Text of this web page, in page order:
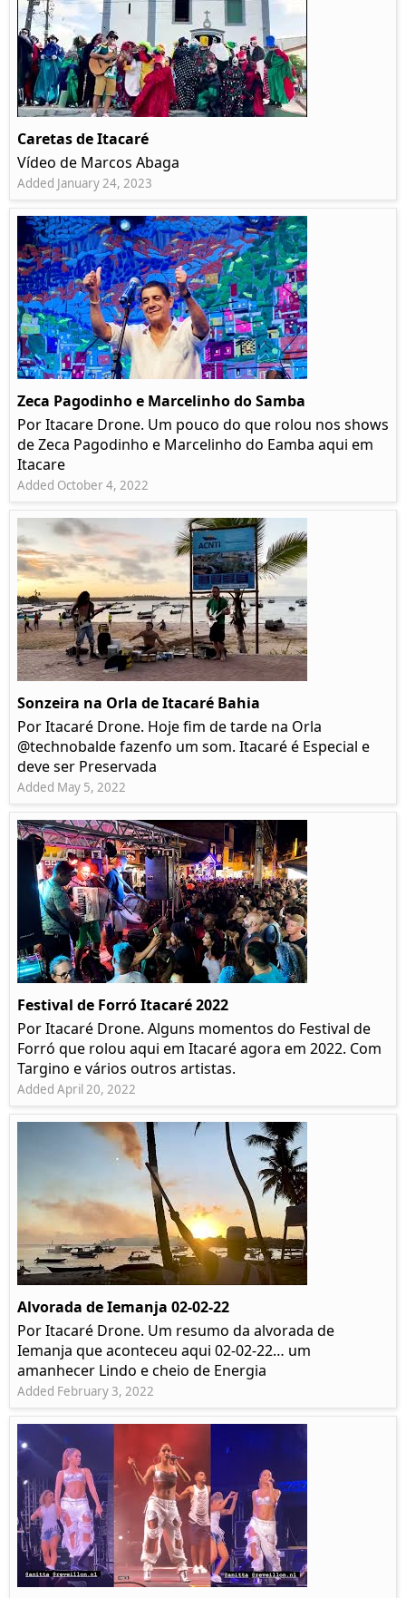
Caretas de Itacaré
Vídeo de Marcos Abaga
Added January 24, 2023
Zeca Pagodinho e Marcelinho do Samba
Por Itacare Drone. Um pouco do que rolou nos shows
de Zeca Pagodinho e Marcelinho do Eamba aqui em
Itacare
Added October 4, 2022
Sonzeira na Orla de Itacaré Bahia
Por Itacaré Drone. Hoje fim de tarde na Orla
@technobalde fazenfo um som. Itacaré é Especial e
deve ser Preservada
Added May 5, 2022
Festival de Forró Itacaré 2022
Por Itacaré Drone. Alguns momentos do Festival de
Forró que rolou aqui em Itacaré agora em 2022. Com
Targino e vários outros artistas.
Added April 20, 2022
Alvorada de Iemanja 02-02-22
Por Itacaré Drone. Um resumo da alvorada de
Iemanja que aconteceu aqui 02-02-22… um
amanhecer Lindo e cheio de Energia
Added February 3, 2022